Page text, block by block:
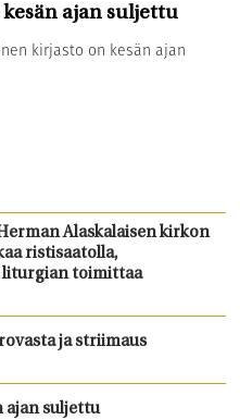
ajan suljettu
kirjasto on kesän ajan
Alaskalaisen kirkon
ristisaatolla,
liturgian toimittaa
ja striimaus
ajan suljettu